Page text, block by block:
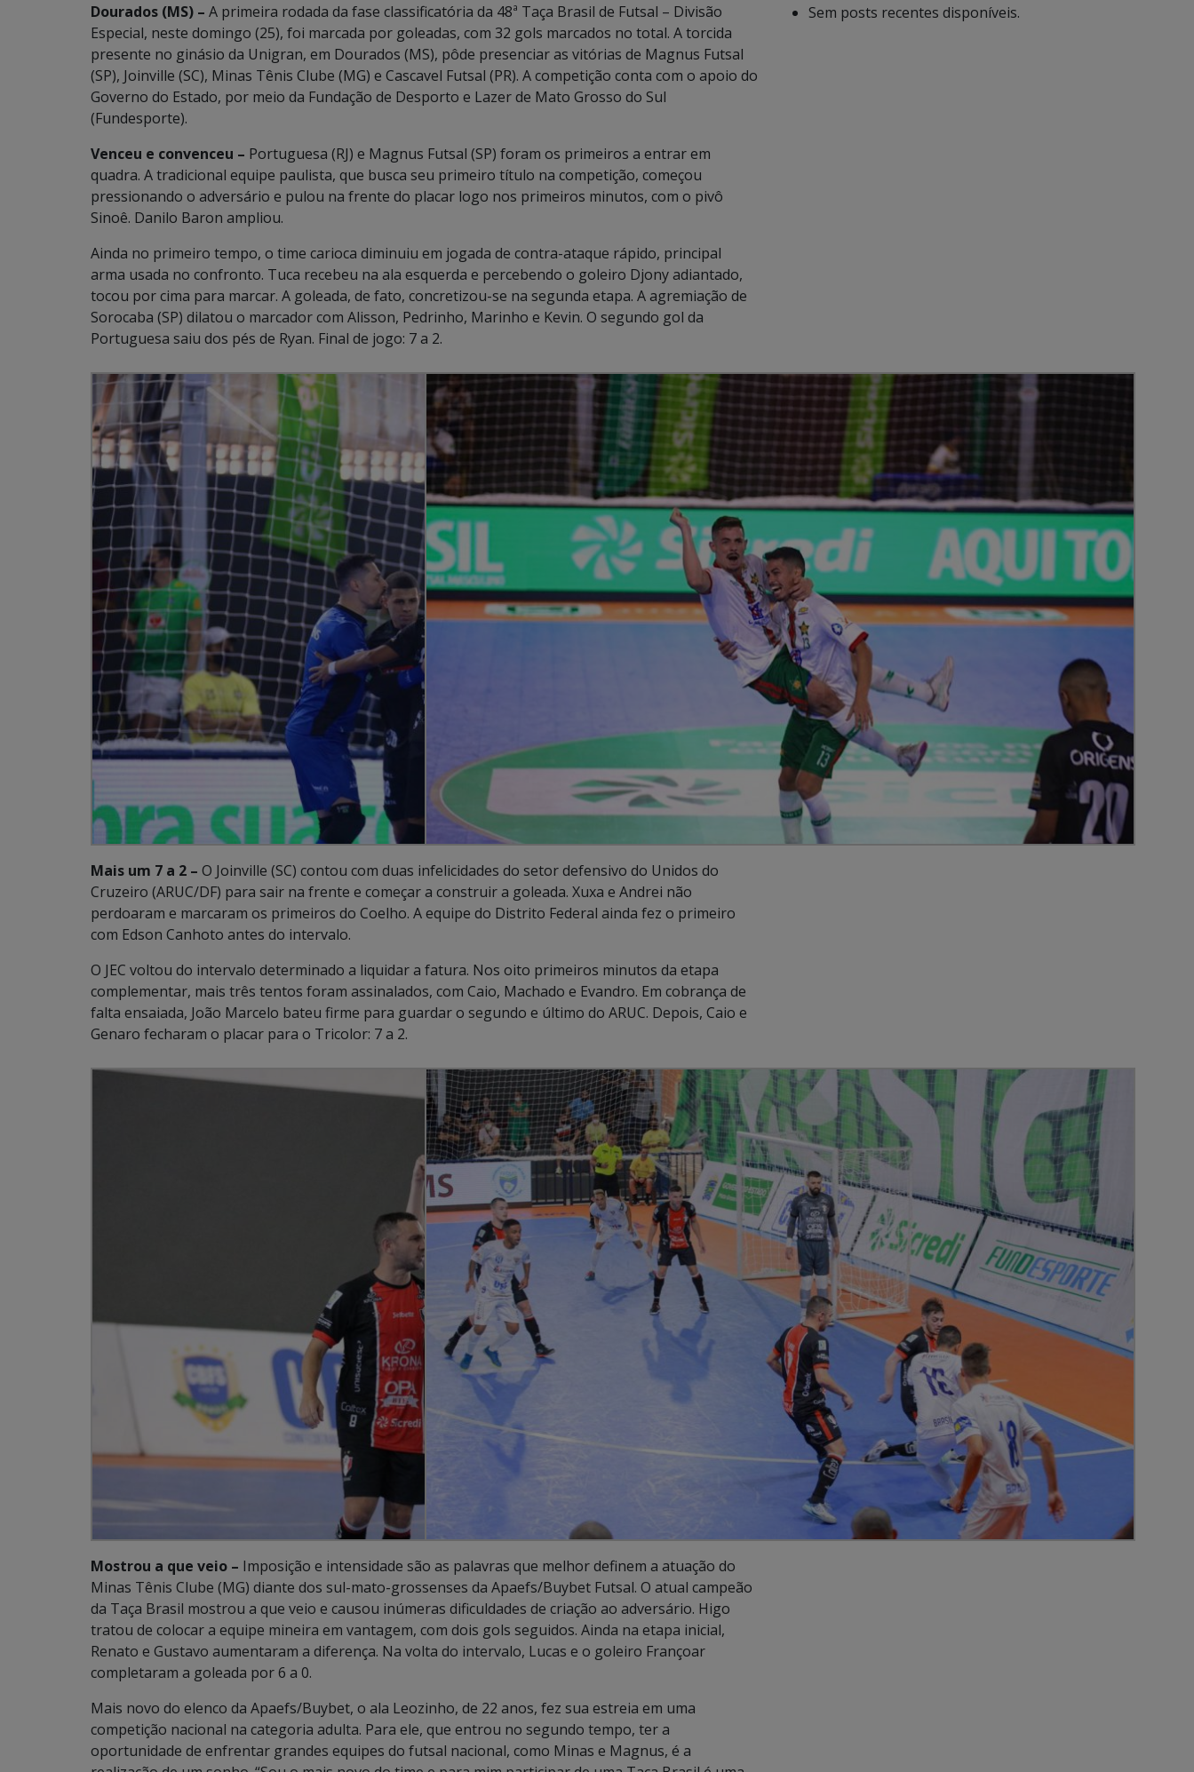
Dourados (MS) – A primeira rodada da fase classificatória da 48ª Taça Brasil de Futsal – Divisão
Especial, neste domingo (25), foi marcada por goleadas, com 32 gols marcados no total. A torcida
presente no ginásio da Unigran, em Dourados (MS), pôde presenciar as vitórias de Magnus Futsal
(SP), Joinville (SC), Minas Tênis Clube (MG) e Cascavel Futsal (PR). A competição conta com o apoio do
Governo do Estado, por meio da Fundação de Desporto e Lazer de Mato Grosso do Sul
(Fundesporte).
Venceu e convenceu – Portuguesa (RJ) e Magnus Futsal (SP) foram os primeiros a entrar em
quadra. A tradicional equipe paulista, que busca seu primeiro título na competição, começou
pressionando o adversário e pulou na frente do placar logo nos primeiros minutos, com o pivô
Sinoê. Danilo Baron ampliou.
Ainda no primeiro tempo, o time carioca diminuiu em jogada de contra-ataque rápido, principal
arma usada no confronto. Tuca recebeu na ala esquerda e percebendo o goleiro Djony adiantado,
tocou por cima para marcar. A goleada, de fato, concretizou-se na segunda etapa. A agremiação de
Sorocaba (SP) dilatou o marcador com Alisson, Pedrinho, Marinho e Kevin. O segundo gol da
Portuguesa saiu dos pés de Ryan. Final de jogo: 7 a 2.
Mais um 7 a 2 – O Joinville (SC) contou com duas infelicidades do setor defensivo do Unidos do
Cruzeiro (ARUC/DF) para sair na frente e começar a construir a goleada. Xuxa e Andrei não
perdoaram e marcaram os primeiros do Coelho. A equipe do Distrito Federal ainda fez o primeiro
com Edson Canhoto antes do intervalo.
O JEC voltou do intervalo determinado a liquidar a fatura. Nos oito primeiros minutos da etapa
complementar, mais três tentos foram assinalados, com Caio, Machado e Evandro. Em cobrança de
falta ensaiada, João Marcelo bateu firme para guardar o segundo e último do ARUC. Depois, Caio e
Genaro fecharam o placar para o Tricolor: 7 a 2.
Mostrou a que veio – Imposição e intensidade são as palavras que melhor definem a atuação do
Minas Tênis Clube (MG) diante dos sul-mato-grossenses da Apaefs/Buybet Futsal. O atual campeão
da Taça Brasil mostrou a que veio e causou inúmeras dificuldades de criação ao adversário. Higo
tratou de colocar a equipe mineira em vantagem, com dois gols seguidos. Ainda na etapa inicial,
Renato e Gustavo aumentaram a diferença. Na volta do intervalo, Lucas e o goleiro Françoar
completaram a goleada por 6 a 0.
Mais novo do elenco da Apaefs/Buybet, o ala Leozinho, de 22 anos, fez sua estreia em uma
competição nacional na categoria adulta. Para ele, que entrou no segundo tempo, ter a
oportunidade de enfrentar grandes equipes do futsal nacional, como Minas e Magnus, é a
Sem posts recentes disponíveis.